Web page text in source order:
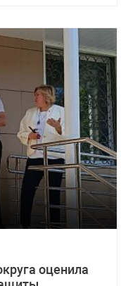
оценила